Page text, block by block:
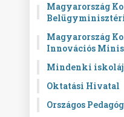
Magyarország
Magyarország
Innovációs
Mindenki
Oktatási Hivatal
Országos